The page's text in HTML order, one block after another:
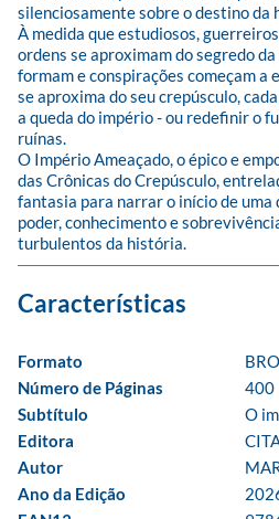
silenciosamente sobre o destino da
À medida que estudiosos,
ordens se aproximam do segredo
formam e conspirações começam a
se aproxima do seu crepúsculo,
a queda do império - ou redefinir o
ruínas.
O Império Ameaçado, o épico e
das Crônicas do Crepúsculo,
fantasia para narrar o início de
poder, conhecimento e
turbulentos da história.
Formato
Número de Páginas
400
Subtítulo
O
Editora
Autor
Ano da Edição